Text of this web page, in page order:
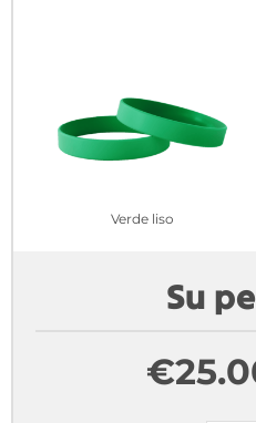
Verde liso
Su
€